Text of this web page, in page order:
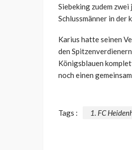
Siebeking zudem
Schlussmänner in der
Karius hatte seinen
den
Königsblauen
noch einen
Tags : 1. FC